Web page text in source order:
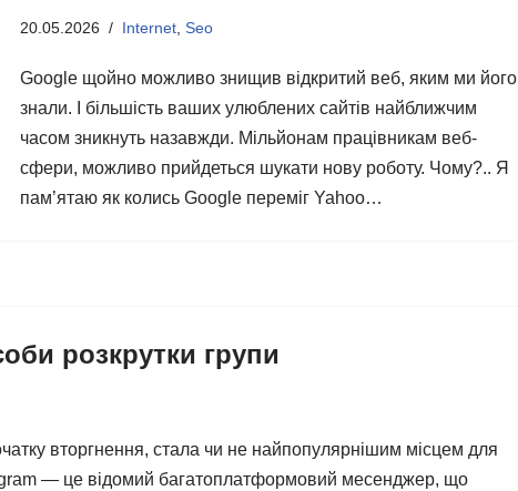
20.05.2026 Internet ,Seo
Google щойно можливо знищив відкритий веб, яким ми його
знали. І більшість ваших улюблених сайтів найближчим
часом зникнуть назавжди. Мільйонам працівникам веб-
сфери, можливо прийдеться шукати нову роботу. Чому?.. Я
пам’ятаю як колись Google переміг Yahoo…
розкрутки групи
вторгнення, стала чи не найпопулярнішим місцем для
— це відомий багатоплатформовий месенджер, що